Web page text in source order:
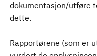
dokumentasjon/utføre
dette.
Rapportørene (som er